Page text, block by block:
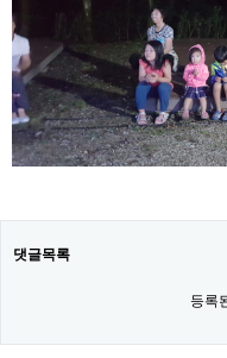
댓글목록
등록